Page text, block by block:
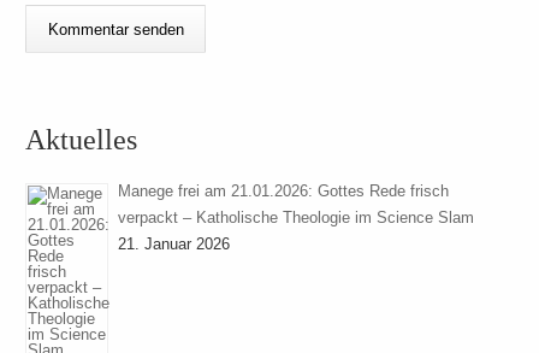
Aktuelles
Manege frei am 21.01.2026: Gottes Rede frisch
verpackt – Katholische Theologie im Science Slam
21. Januar 2026